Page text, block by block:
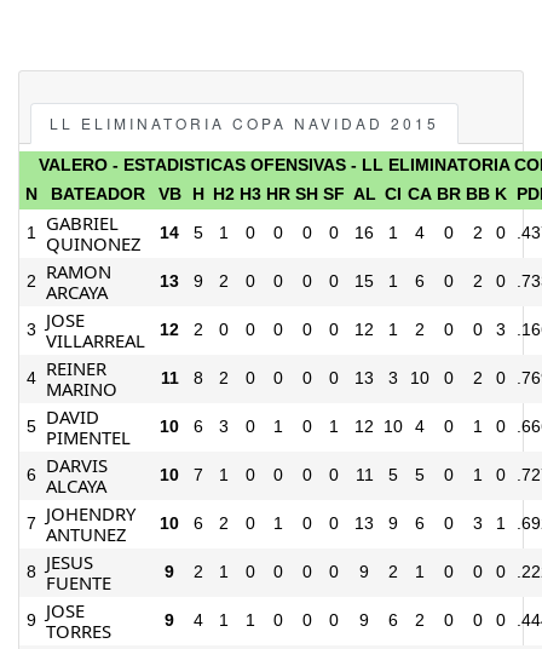
LL ELIMINATORIA COPA NAVIDAD 2015
VALERO - ESTADISTICAS OFENSIVAS - LL ELIMINATORIA
N
BATEADOR VB H H2 H3 HR SH SF AL CI CA BR BB K
1
GABRIEL
QUINONEZ
14 5 1 0 0 0 0 16 1 4 0 2 0
2
RAMON
ARCAYA
13 9 2 0 0 0 0 15 1 6 0 2 0
3
JOSE
VILLARREAL
12 2 0 0 0 0 0 12 1 2 0 0 3
4 REINER
MARINO
11 8 2 0 0 0 0 13 3 10 0 2 0
5 DAVID
PIMENTEL
10 6 3 0 1 0 1 12 10 4 0 1 0
6 DARVIS
ALCAYA
10 7 1 0 0 0 0 11 5 5 0 1 0
7
JOHENDRY
ANTUNEZ
10 6 2 0 1 0 0 13 9 6 0 3 1
8 JESUS
FUENTE
9 2 1 0 0 0 0 9 2 1 0 0 0
9 JOSE
TORRES
9 4 1 1 0 0 0 9 6 2 0 0 0